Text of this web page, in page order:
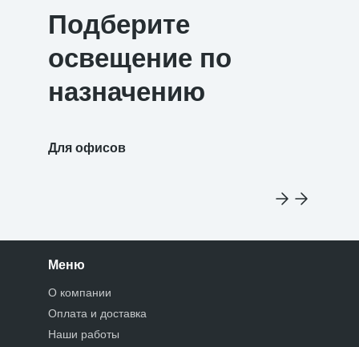
Подберите
освещение по
назначению
Для офисов
Меню
О компании
Оплата и доставка
Наши работы